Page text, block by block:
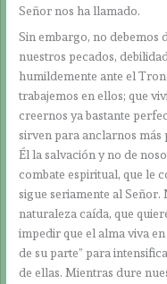
Señor nos ha llamado.
Sin embargo, no debemos
nuestros pecados,
humildemente ante el
trabajemos en ellos; que
creernos ya bastante
sirven para anclarnos más
Él la salvación y no de
combate espiritual, que le
sigue seriamente al Señor.
naturaleza caída, que
impedir que el alma viva
de su parte” para
de ellas. Mientras dure